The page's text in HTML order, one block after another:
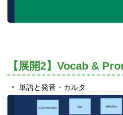
【展開2】Vocab &
単語と発音・カルタ